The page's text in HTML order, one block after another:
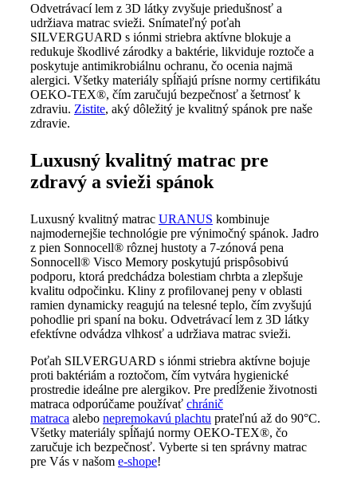
Odvetrávací lem z 3D látky zvyšuje priedušnosť a
udržiava matrac svieži. Snímateľný poťah
SILVERGUARD s iónmi striebra aktívne blokuje a
redukuje škodlivé zárodky a baktérie, likviduje roztoče a
poskytuje antimikrobiálnu ochranu, čo ocenia najmä
alergici. Všetky materiály spĺňajú prísne normy certifikátu
OEKO-TEX®, čím zaručujú bezpečnosť a šetrnosť k
zdraviu. Zistite, aký dôležitý je kvalitný spánok pre naše
zdravie.
Luxusný kvalitný matrac pre
zdravý a svieži spánok
Luxusný kvalitný matrac URANUS kombinuje
najmodernejšie technológie pre výnimočný spánok. Jadro
z pien Sonnocell® rôznej hustoty a 7-zónová pena
Sonnocell® Visco Memory poskytujú prispôsobivú
podporu, ktorá predchádza bolestiam chrbta a zlepšuje
kvalitu odpočinku. Kliny z profilovanej peny v oblasti
ramien dynamicky reagujú na telesné teplo, čím zvyšujú
pohodlie pri spaní na boku. Odvetrávací lem z 3D látky
efektívne odvádza vlhkosť a udržiava matrac svieži.
Poťah SILVERGUARD s iónmi striebra aktívne bojuje
proti baktériám a roztočom, čím vytvára hygienické
prostredie ideálne pre alergikov. Pre predĺženie životnosti
matraca odporúčame používať chránič
matraca alebo nepremokavú plachtu prateľnú až do 90°C.
Všetky materiály spĺňajú normy OEKO-TEX®, čo
zaručuje ich bezpečnosť. Vyberte si ten správny matrac
pre Vás v našom e-shope!